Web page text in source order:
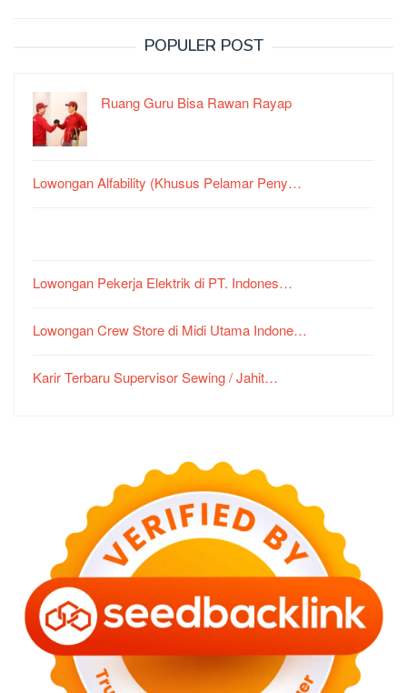
POPULER POST
Ruang Guru Bisa Rawan Rayap
Lowongan Alfability (Khusus Pelamar Peny…
Lowongan Pekerja Elektrik di PT. Indones…
Lowongan Crew Store di Midi Utama Indone…
Karir Terbaru Supervisor Sewing / Jahit…